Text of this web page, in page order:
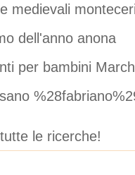
medievali
dell'anno anona
per bambini
le ricerche!